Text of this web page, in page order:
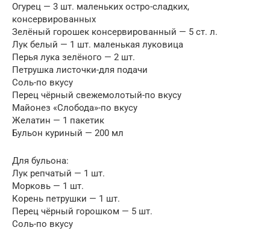
Огурец — 3 шт. маленьких остро-сладких,
консервированных
Зелёный горошек консервированный — 5 ст. л.
Лук белый — 1 шт. маленькая луковица
Перья лука зелёного — 2 шт.
Петрушка листочки-для подачи
Соль-по вкусу
Перец чёрный свежемолотый-по вкусу
Майонез «Слобода»-по вкусу
Желатин — 1 пакетик
Бульон куриный — 200 мл
Для бульона:
Лук репчатый — 1 шт.
Морковь — 1 шт.
Корень петрушки — 1 шт.
Перец чёрный горошком — 5 шт.
Соль-по вкусу